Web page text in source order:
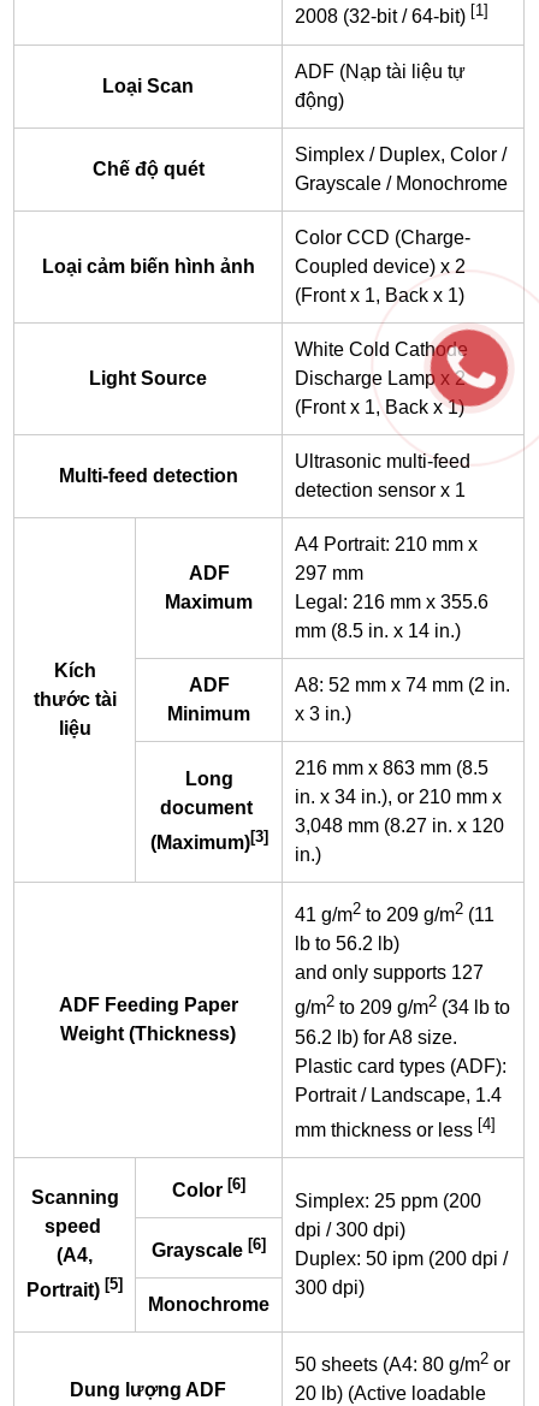
2008 (32-bit / 64-bit) [1]
Loại Scan
ADF (Nạp tài liệu tự
động)
Chế độ quét
Simplex / Duplex, Color /
Grayscale / Monochrome
Loại cảm biến hình ảnh
Color CCD (Charge-
Coupled device) x 2
(Front x 1, Back x 1)
Light Source
White Cold Cathode
Discharge Lamp x 2
(Front x 1, Back x 1)
Multi-feed detection
Ultrasonic multi-feed
detection sensor x 1
Kích
thước tài
liệu
ADF
Maximum
A4 Portrait: 210 mm x
297 mm
Legal: 216 mm x 355.6
mm (8.5 in. x 14 in.)
ADF
Minimum
A8: 52 mm x 74 mm (2 in.
x 3 in.)
Long
document
(Maximum)[3]
216 mm x 863 mm (8.5
in. x 34 in.), or 210 mm x
3,048 mm (8.27 in. x 120
in.)
ADF Feeding Paper
Weight (Thickness)
41 g/m2 to 209 g/m2 (11
lb to 56.2 lb)
and only supports 127
g/m2 to 209 g/m2 (34 lb to
56.2 lb) for A8 size.
Plastic card types (ADF):
Portrait / Landscape, 1.4
mm thickness or less [4]
Scanning
speed
(A4,
Portrait)[5]
Color[6]
Simplex: 25 ppm (200
dpi / 300 dpi)
Duplex: 50 ipm (200 dpi /
300 dpi)
Grayscale[6]
Monochrome
Dung lượng ADF
50 sheets (A4: 80 g/m2 or
20 lb) (Active loadable